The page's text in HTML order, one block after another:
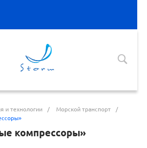
и технологии / Морской транспорт
/
компрессоры»